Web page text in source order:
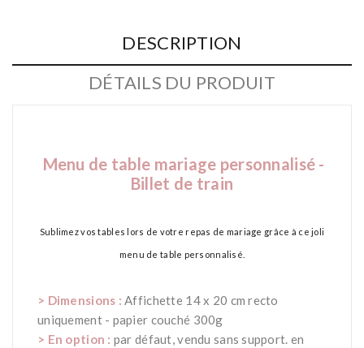
DESCRIPTION
DÉTAILS DU PRODUIT
Menu de table mariage personnalisé -
Billet de train
Sublimez vos tables lors de votre repas de mariage grâce à ce joli
menu de table personnalisé.
> Dimensions : Affichette 14 x 20 cm recto
uniquement - papier couché 300g
> En option : par défaut, vendu sans support. en